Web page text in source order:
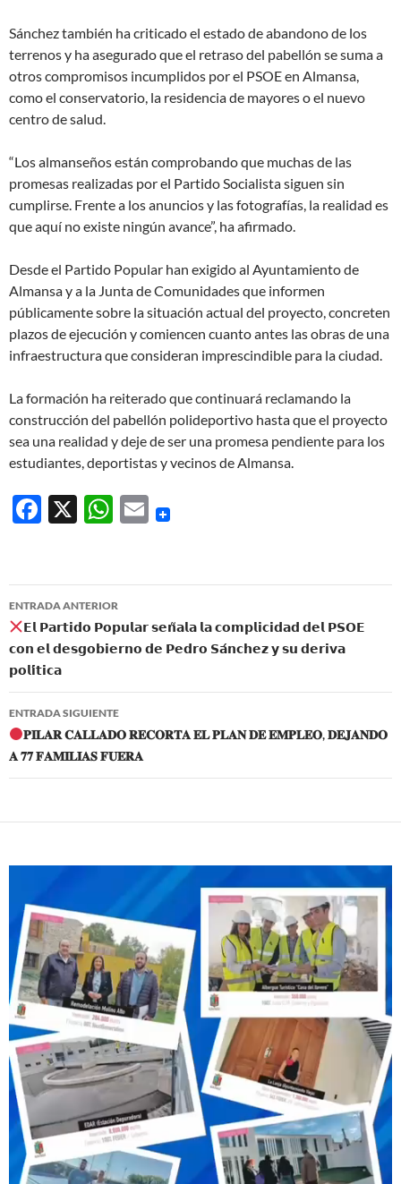
Sánchez también ha criticado el estado de abandono de los
terrenos y ha asegurado que el retraso del pabellón se suma a
otros compromisos incumplidos por el PSOE en Almansa,
como el conservatorio, la residencia de mayores o el nuevo
centro de salud.
“Los almanseños están comprobando que muchas de las
promesas realizadas por el Partido Socialista siguen sin
cumplirse. Frente a los anuncios y las fotografías, la realidad es
que aquí no existe ningún avance”, ha afirmado.
Desde el Partido Popular han exigido al Ayuntamiento de
Almansa y a la Junta de Comunidades que informen
públicamente sobre la situación actual del proyecto, concreten
plazos de ejecución y comiencen cuanto antes las obras de una
infraestructura que consideran imprescindible para la ciudad.
La formación ha reiterado que continuará reclamando la
construcción del pabellón polideportivo hasta que el proyecto
sea una realidad y deje de ser una promesa pendiente para los
estudiantes, deportistas y vecinos de Almansa.
F
b
o
o
k
X
W
s
A
p
E
Navegación
de
entradas
ENTRADA ANTERIOR
𝗘𝗹 𝗣𝗮𝗿𝘁𝗶𝗱𝗼 𝗣𝗼𝗽𝘂𝗹𝗮𝗿 𝘀𝗲𝗻̃𝗮𝗹𝗮 𝗹𝗮 𝗰𝗼𝗺𝗽𝗹𝗶𝗰𝗶𝗱𝗮𝗱 𝗱𝗲𝗹 𝗣𝗦𝗢𝗘
𝗰𝗼𝗻 𝗲𝗹 𝗱𝗲𝘀𝗴𝗼𝗯𝗶𝗲𝗿𝗻𝗼 𝗱𝗲 𝗣𝗲𝗱𝗿𝗼 𝗦𝗮́𝗻𝗰𝗵𝗲𝘇 𝘆 𝘀𝘂 𝗱𝗲𝗿𝗶𝘃𝗮
𝗽𝗼𝗹𝗶́𝘁𝗶𝗰𝗮
ENTRADA SIGUIENTE
𝐏𝐈𝐋𝐀𝐑 𝐂𝐀𝐋𝐋𝐀𝐃𝐎 𝐑𝐄𝐂𝐎𝐑𝐓𝐀 𝐄𝐋 𝐏𝐋𝐀𝐍 𝐃𝐄 𝐄𝐌𝐏𝐋𝐄𝐎, 𝐃𝐄𝐉𝐀𝐍𝐃𝐎
𝐀 𝟕𝟕 𝐅𝐀𝐌𝐈𝐋𝐈𝐀𝐒 𝐅𝐔𝐄𝐑𝐀